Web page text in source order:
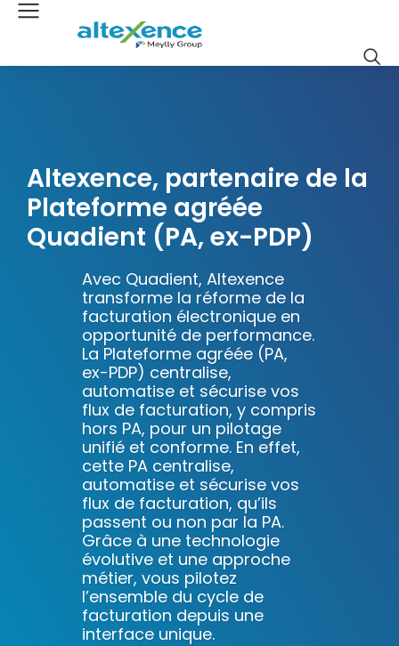
Altexence, partenaire de la
Plateforme agréée
Quadient (PA, ex-PDP)
Avec Quadient, Altexence
transforme la réforme de la
facturation électronique en
opportunité de performance.
La Plateforme agréée (PA,
ex-PDP) centralise,
automatise et sécurise vos
flux de facturation, y compris
hors PA, pour un pilotage
unifié et conforme. En effet,
cette PA centralise,
automatise et sécurise vos
flux de facturation, qu’ils
passent ou non par la PA.
Grâce à une technologie
évolutive et une approche
métier, vous pilotez
l’ensemble du cycle de
facturation depuis une
interface unique.